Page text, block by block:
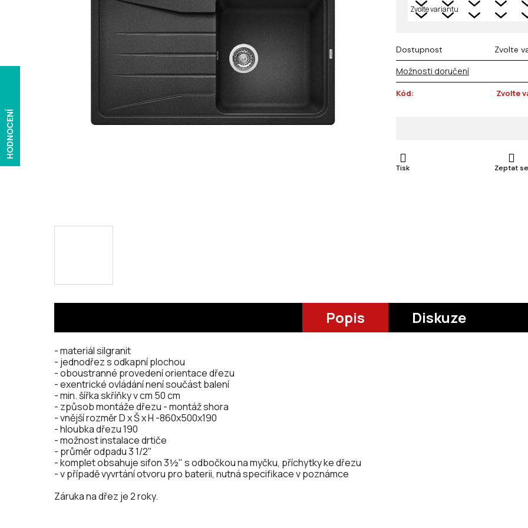
Dostupnost Zvolte
Možnosti doručení
Kód: Zvolte
Tisk Zeptat se
Popis Diskuze
- materiál silgranit
- jednodřez s odkapní plochou
- oboustranné provedení orientace dřezu
- exentrické ovládání není součást balení
- min. šířka skříňky v cm 50 cm
- způsob montáže dřezu - montáž shora
- vnější rozměr D x Š x H -860x500x190
- hloubka dřezu 190
- možnost instalace drtiče
- průměr odpadu 3 1/2"
- komplet obsahuje sifon 3½" s odbočkou na myčku, příchytky ke dřezu
- v případě vyvrtání otvoru pro baterii, nutná specifikace v poznámce
Záruka na dřez je 2 roky.
HODNOCENÍ